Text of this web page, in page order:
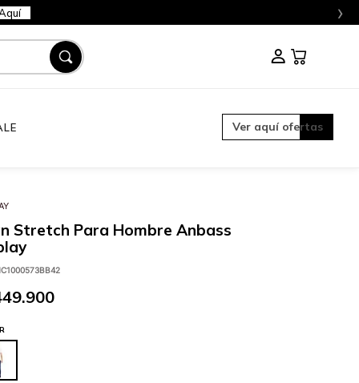
›
Ver aquí ofertas
Stretch Para Hombre Anbass
.900